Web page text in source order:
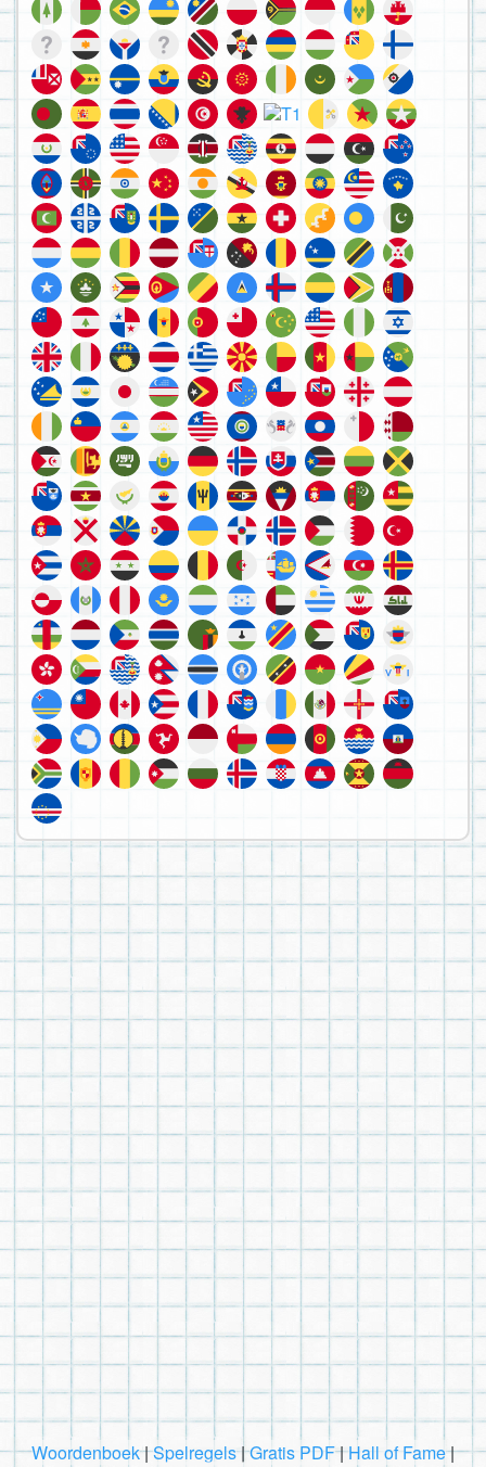
Woordenboek|Spelregels|Gratis PDF|Hall of Fame|